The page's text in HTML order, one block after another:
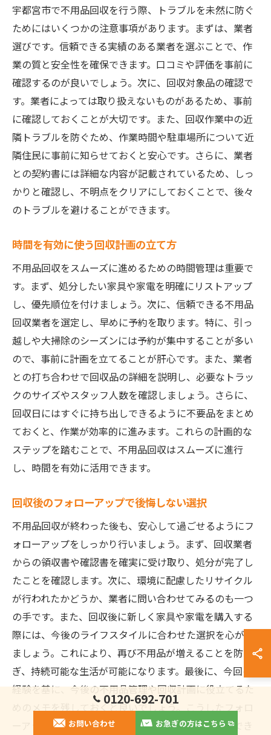
宇都宮市で不用品回収を行う際、トラブルを未然に防ぐ
ためにはいくつかの注意事項があります。まずは、業者
選びです。信頼できる実績のある業者を選ぶことで、作
業の質と安全性を確保できます。口コミや評価を事前に
確認するのが良いでしょう。次に、回収対象品の確認で
す。業者によっては取り扱えないものがあるため、事前
に確認しておくことが大切です。また、回収作業中の近
隣トラブルを防ぐため、作業時間や駐車場所について近
隣住民に事前に知らせておくと安心です。さらに、業者
との契約書には詳細な内容が記載されているため、しっ
かりと確認し、不明点をクリアにしておくことで、後々
のトラブルを避けることができます。
時間を有効に使う回収計画の立て方
不用品回収をスムーズに進めるための時間管理は重要で
す。まず、処分したい家具や家電を明確にリストアップ
し、優先順位を付けましょう。次に、信頼できる不用品
回収業者を選定し、早めに予約を取ります。特に、引っ
越しや大掃除のシーズンには予約が集中することが多い
ので、事前に計画を立てることが肝心です。また、業者
との打ち合わせで回収品の詳細を説明し、必要なトラッ
クのサイズやスタッフ人数を確認しましょう。さらに、
回収日にはすぐに持ち出しできるように不要品をまとめ
ておくと、作業が効率的に進みます。これらの計画的な
ステップを踏むことで、不用品回収はスムーズに進行
し、時間を有効に活用できます。
回収後のフォローアップで後悔しない選択
不用品回収が終わった後も、安心して過ごせるようにフ
ォローアップをしっかり行いましょう。まず、回収業者
からの領収書や確認書を確実に受け取り、処分が完了し
たことを確認します。次に、環境に配慮したリサイクル
が行われたかどうか、業者に問い合わせてみるのも一つ
の手です。また、回収後に新しく家具や家電を購入する
際には、今後のライフスタイルに合わせた選択を心がけ
ましょう。これにより、再び不用品が増えることを防
ぎ、持続可能な生活が可能になります。最後に、今回の
経験を基に、今後の不用品管理や回収計画に役立てるた
めのメモを残しておくと良いでしょう。こうしたフォロ
ーアップを行うことで、回収後に後悔しない選択ができ
0120-692-701
お問い合わせ お急ぎの方はこちら